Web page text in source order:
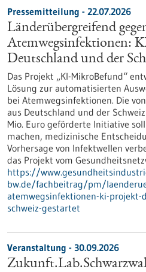
Pressemitteilung - 22.07.2026
Länderübergreifend
Atemwegsinfektionen:
Deutschland und der
Das Projekt „KI-MikroBefund“
Lösung zur automatisierten
bei Atemwegsinfektionen. Die
aus Deutschland und der
Mio. Euro geförderte Initiative
machen, medizinische
Vorhersage von Infektwellen
das Projekt vom
https://
bw.de/fachbeitrag/pm/
atemwegsinfektionen-ki-projekt-
schweiz-gestartet
Veranstaltung - 30.09.2026